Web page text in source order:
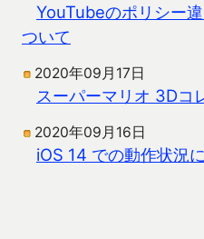
YouTubeのポリシー
ついて
2020年09月17日
スーパーマリオ 3Dコ
2020年09月16日
iOS 14 での動作状況